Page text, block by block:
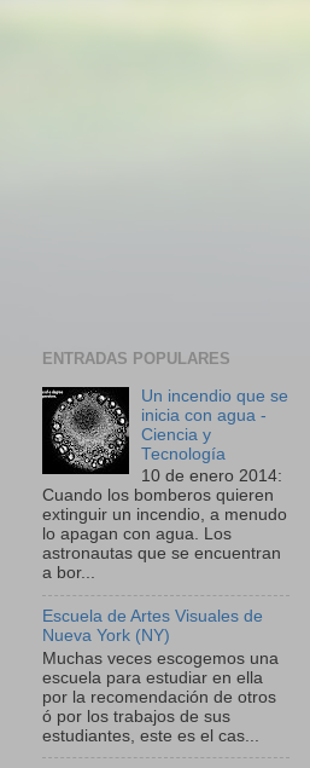
ENTRADAS POPULARES
Un incendio que se
inicia con agua -
Ciencia y
Tecnología
10 de enero 2014:
Cuando los bomberos quieren
extinguir un incendio, a menudo
lo apagan con agua. Los
astronautas que se encuentran
a bor...
Escuela de Artes Visuales de
Nueva York (NY)
Muchas veces escogemos una
escuela para estudiar en ella
por la recomendación de otros
ó por los trabajos de sus
estudiantes, este es el cas...